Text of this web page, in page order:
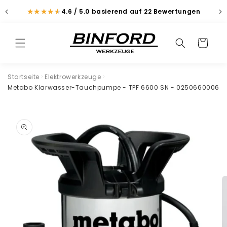
zum
★
★★
★★
★★
★★
★4.6 / 5.0 basierend auf 22 Bewertungen
Suchen SuchenWarenkorb
Startseite
Elektrowerkzeuge
Metabo Klarwasser-Tauchpumpe - TPF 6600 SN - 0250660006